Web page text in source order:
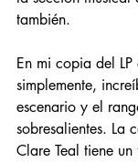
también.
En mi copia del LP
simplemente,
escenario y el
sobresalientes. La
Clare Teal tiene